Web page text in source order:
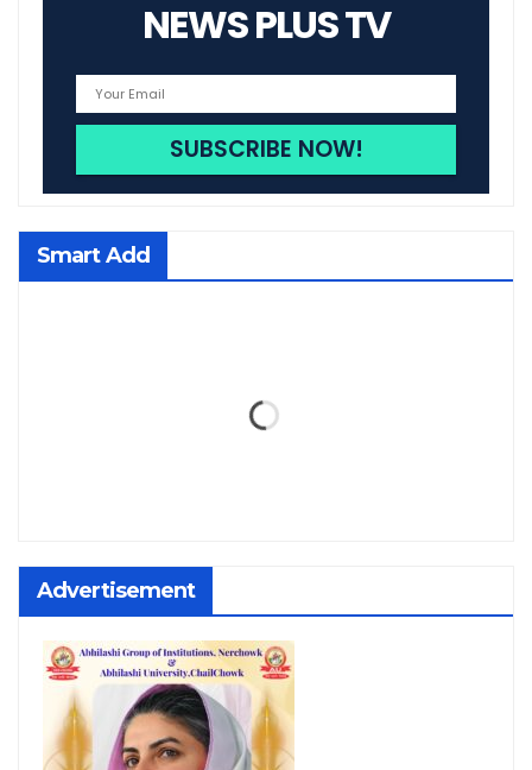
NEWS PLUS TV
Smart Add
Advertisement